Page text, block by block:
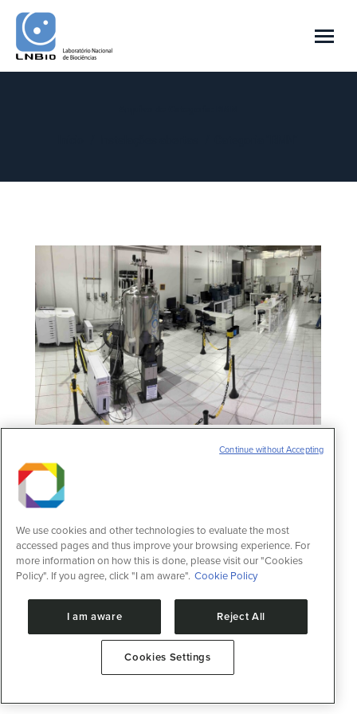
Laboratório de Ressonância Magnética
Nuclear
Instalações abertas
13 de fevereiro de 2025
Esta instalação está focada em avaliar a
estrutura e atividade de proteínas e suas
interações com pequenas moléculas
(fármacos e drogas) ou macromoléculas
(DNA, RNA e carboidratos), permitindo
identificar modificações de perfis
metabólicos e possíveis alterações em vias
metabólicas
We use cookies and other technologies to evaluate the most
accessed pages and thus improve your browsing experience. For
more information on how this is done, please visit our "Cookies
Policy". If you agree, click "I am aware". Cookie Policy
I am aware Reject All
Cookies Settings
Continue without Accepting